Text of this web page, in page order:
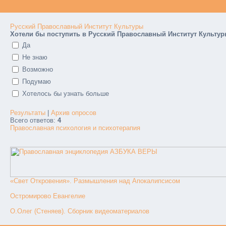
Русский Православный Институт Культуры
Хотели бы поступить в Русский Православный Институт
Да
Не знаю
Возможно
Подумаю
Хотелось бы узнать больше
Результаты
Архив опросов
Всего ответов: 4
Православная психология и психотерапия
«Свет Откровения». Размышления над Апокалипсисом
Остромирово Евангелие
О.Олег (Стеняев). Сборник видеоматериалов